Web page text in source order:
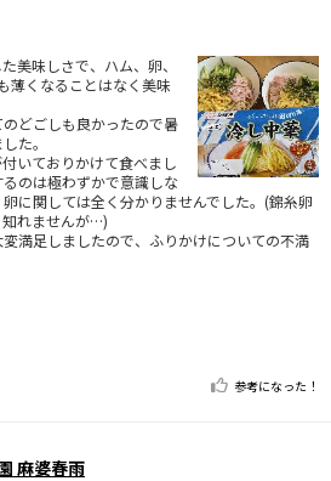
美味しさで、ハム、卵、
薄くなることはなく美味
どごしも良かったので暑
た。
いておりかけて食べまし
のは極わずかで意識しな
に関しては全く分かりませんでした。(錦糸卵
知れませんが…)
満足しましたので、ふりかけについての不満
参考になった！
麻婆春雨